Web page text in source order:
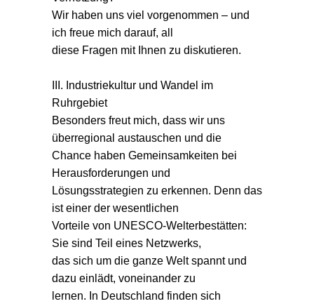
Wir haben uns viel vorgenommen – und
ich freue mich darauf, all
diese Fragen mit Ihnen zu diskutieren.
III. Industriekultur und Wandel im
Ruhrgebiet
Besonders freut mich, dass wir uns
überregional austauschen und die
Chance haben Gemeinsamkeiten bei
Herausforderungen und
Lösungsstrategien zu erkennen. Denn das
ist einer der wesentlichen
Vorteile von UNESCO-Welterbestätten:
Sie sind Teil eines Netzwerks,
das sich um die ganze Welt spannt und
dazu einlädt, voneinander zu
lernen. In Deutschland finden sich